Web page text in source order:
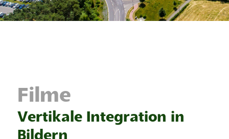
Filme
Vertikale Integration in
Bildern